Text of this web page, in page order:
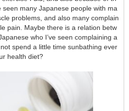
many Japanese people with ma
problems, and also many complain
pain. Maybe there is a relation betw
who I’ve seen complaining a
spend a little time sunbathing ever
health diet?